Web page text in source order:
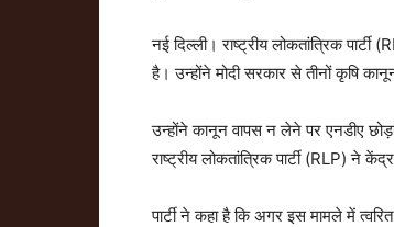
नई दिल्ली। राष्ट्रीय लोकतांत्रिक
है। उन्होंने मोदी सरकार से तीनों कृषि
उन्होंने कानून वापस न लेने पर एनडीए
राष्ट्रीय लोकतांत्रिक पार्टी (RLP) ने
पार्टी ने कहा है कि अगर इस मामले में